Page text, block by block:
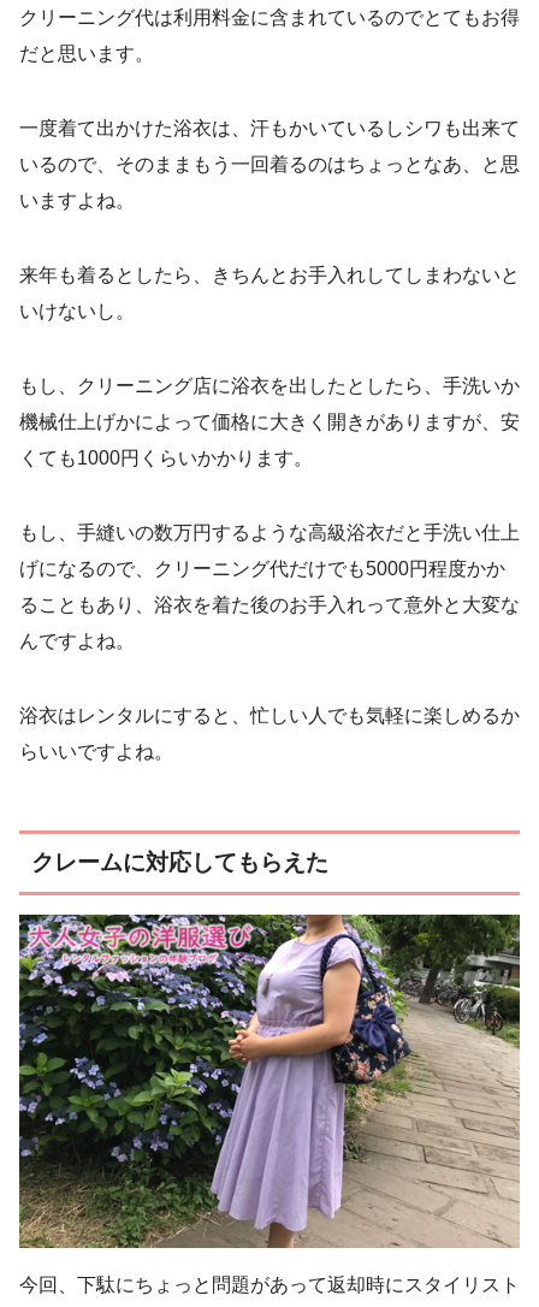
クリーニング代は利用料金に含まれているのでとてもお得
だと思います。
一度着て出かけた浴衣は、汗もかいているしシワも出来て
いるので、そのままもう一回着るのはちょっとなあ、と思
いますよね。
来年も着るとしたら、きちんとお手入れしてしまわないと
いけないし。
もし、クリーニング店に浴衣を出したとしたら、手洗いか
機械仕上げかによって価格に大きく開きがありますが、安
くても1000円くらいかかります。
もし、手縫いの数万円するような高級浴衣だと手洗い仕上
げになるので、クリーニング代だけでも5000円程度かか
ることもあり、浴衣を着た後のお手入れって意外と大変な
んですよね。
浴衣はレンタルにすると、忙しい人でも気軽に楽しめるか
らいいですよね。
クレームに対応してもらえた
今回、下駄にちょっと問題があって返却時にスタイリスト